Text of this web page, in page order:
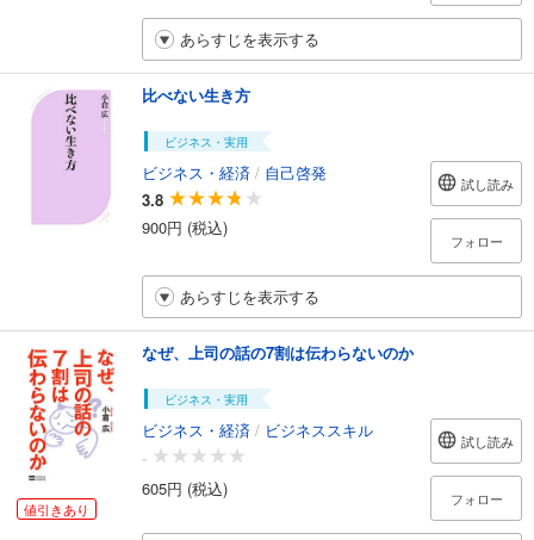
あらすじを表示する
比べない生き方
ビジネス・実用
ビジネス・経済 / 自己啓発
3.8
900円 (税込)
試し読み
フォロー
あらすじを表示する
値引きあり
なぜ、上司の話の7割は伝わらないのか
ビジネス・実用
ビジネス・経済 / ビジネススキル
-
605円 (税込)
試し読み
フォロー